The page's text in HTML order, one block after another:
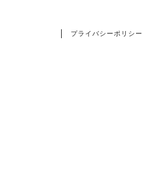
プライバシーポリシー